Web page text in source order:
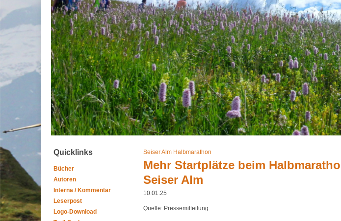
Quicklinks
Bücher
Autoren
Interna / Kommentar
Leserpost
Logo-Download
Seiser Alm Halbmarathon
Mehr Startplätze beim
Seiser Alm
10.01.25
Quelle: Pressemitteilung